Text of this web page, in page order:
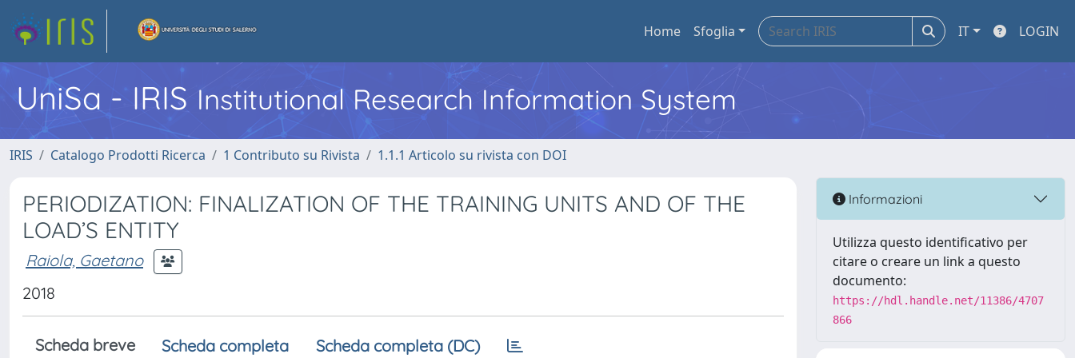
Home Sfoglia IT LOGIN
UniSa - IRIS Institutional Research Information System
IRIS Catalogo Prodotti Ricerca 1 Contributo su Rivista 1.1.1 Articolo su rivista con DOI
PERIODIZATION: FINALIZATION OF THE TRAINING UNITS AND OF THE
LOAD’S ENTITY
Raiola, Gaetano
2018
Scheda breve Scheda completa Scheda completa (DC)
Informazioni
Utilizza questo identificativo per
citare o creare un link a questo
documento:
https://hdl.handle.net/11386/4707
866